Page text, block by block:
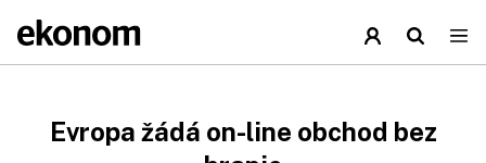
Evropa žádá on-line obchod bez